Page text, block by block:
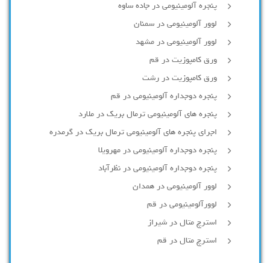
پنجره آلومینیومی در جاده ساوه
لوور آلومینیومی در سمنان
لوور آلومینیومی در مشهد
ورق کامپوزیت در قم
ورق کامپوزیت در رشت
پنجره دوجداره آلومينيومی در قم
پنجره های آلومینیومی ترمال بریک در ملارد
اجرای پنجره های آلومینیومی ترمال بریک در گرمدره
پنجره دوجداره آلومینیومی در مهرویلا
پنجره دوجداره آلومینیومی در نظرآباد
لوور آلومینیومی در همدان
لوورآلومینیومی در قم
استرچ متال در شیراز
استرچ متال در قم